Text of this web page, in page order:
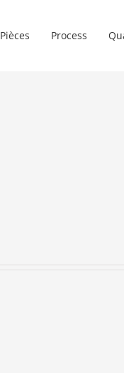
Pièces Process